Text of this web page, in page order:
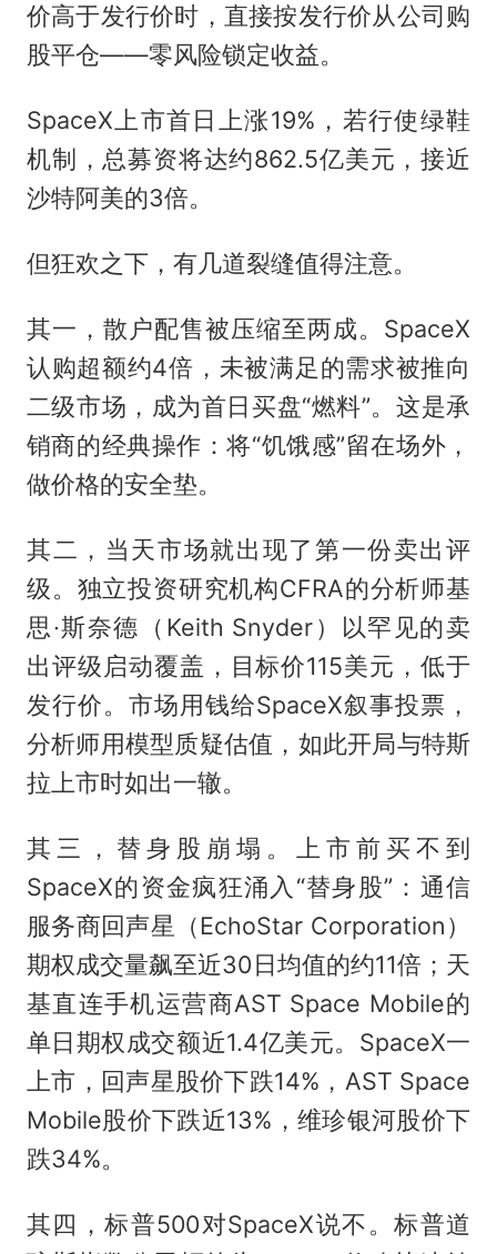
价高于发行价时，直接按发行价从公司购
股平仓——零风险锁定收益。
SpaceX上市首日上涨19%，若行使绿鞋
机制，总募资将达约862.5亿美元，接近
沙特阿美的3倍。
但狂欢之下，有几道裂缝值得注意。
其一，散户配售被压缩至两成。SpaceX
认购超额约4倍，未被满足的需求被推向
二级市场，成为首日买盘“燃料”。这是承
销商的经典操作：将“饥饿感”留在场外，
做价格的安全垫。
其二，当天市场就出现了第一份卖出评
级。独立投资研究机构CFRA的分析师基
思·斯奈德（Keith Snyder）以罕见的卖
出评级启动覆盖，目标价115美元，低于
发行价。市场用钱给SpaceX叙事投票，
分析师用模型质疑估值，如此开局与特斯
拉上市时如出一辙。
其三，替身股崩塌。上市前买不到
SpaceX的资金疯狂涌入“替身股”：通信
服务商回声星（EchoStar Corporation）
期权成交量飙至近30日均值的约11倍；天
基直连手机运营商AST Space Mobile的
单日期权成交额近1.4亿美元。SpaceX一
上市，回声星股价下跌14%，AST Space
Mobile股价下跌近13%，维珍银河股价下
跌34%。
其四，标普500对SpaceX说不。标普道